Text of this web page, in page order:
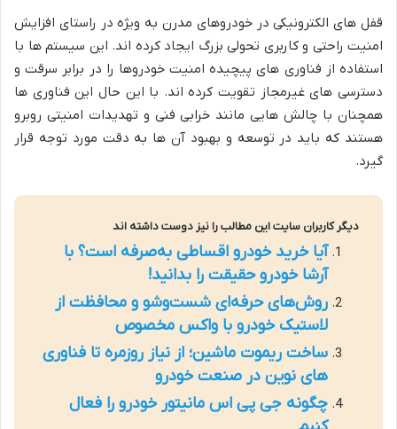
قفل های الکترونیکی در خودروهای مدرن به ویژه در راستای افزایش
امنیت راحتی و کاربری تحولی بزرگ ایجاد کرده اند. این سیستم ها با
استفاده از فناوری های پیچیده امنیت خودروها را در برابر سرقت و
دسترسی های غیرمجاز تقویت کرده اند. با این حال این فناوری ها
همچنان با چالش هایی مانند خرابی فنی و تهدیدات امنیتی روبرو
هستند که باید در توسعه و بهبود آن ها به دقت مورد توجه قرار
گیرد.
دیگر کاربران سایت این مطالب را نیز دوست داشته اند
آیا خرید خودرو اقساطی به‌صرفه است؟ با
آرشا خودرو حقیقت را بدانید!
روش‌های حرفه‌ای شست‌وشو و محافظت از
لاستیک خودرو با واکس مخصوص
ساخت ریموت ماشین؛ از نیاز روزمره تا فناوری
های نوین در صنعت خودرو
چگونه جی پی اس مانیتور خودرو را فعال